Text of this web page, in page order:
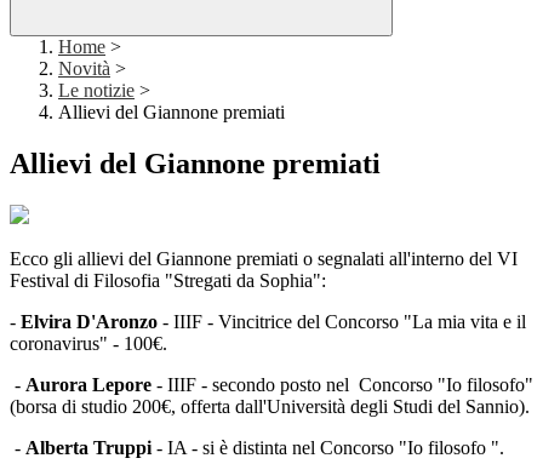
Home >
Novità >
Le notizie >
Allievi del Giannone premiati
Allievi del Giannone premiati
Ecco gli allievi del Giannone premiati o segnalati all'interno del VI
Festival di Filosofia "Stregati da Sophia":
- Elvira D'Aronzo - IIIF - Vincitrice del Concorso "La mia vita e il
coronavirus" - 100€.
- Aurora Lepore - IIIF - secondo posto nel Concorso "Io filosofo"
(borsa di studio 200€, offerta dall'Università degli Studi del Sannio).
- Alberta Truppi - IA - si è distinta nel Concorso "Io filosofo ".